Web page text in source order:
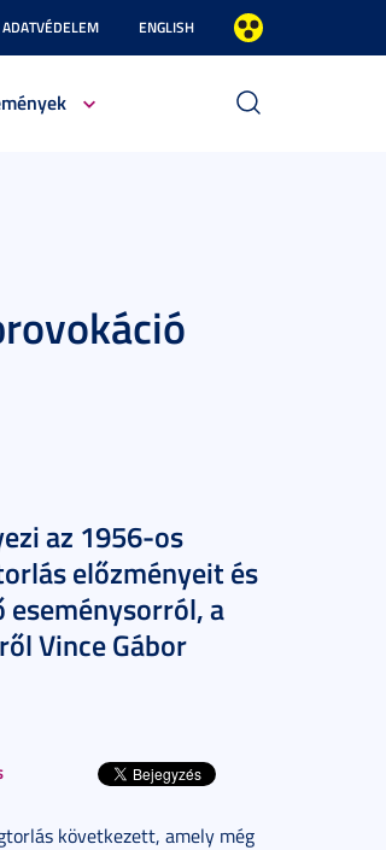
ADATVÉDELEM ENGLISH
az 1956-os
előzményeit és
a
Vince Gábor
következett, amely még